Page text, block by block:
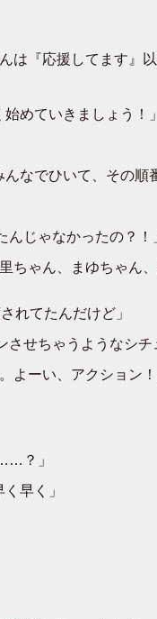
『応援してます』
めていきましょう！」
なでひいて、その
じゃなかったの？！
ゃん、まゆちゃん、
れてたんだけど」
せちゃうようなシ
ーい、アクション！
？」
早く」